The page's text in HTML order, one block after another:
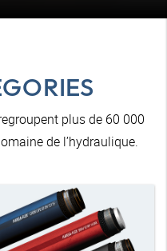
plus de 60 000
de l’hydraulique.